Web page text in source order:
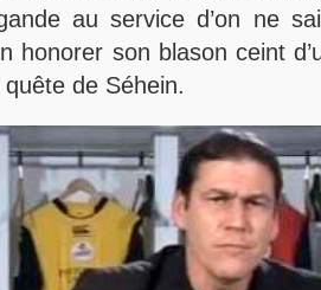
au service d’on ne
honorer son blason ceint
de Séhein.